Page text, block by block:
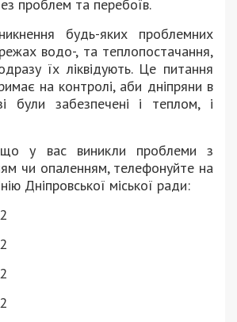
проблем та перебоїв.
будь-яких проблемних
водо-, та теплопостачання,
їх ліквідують. Це питання
на контролі, аби дніпряни в
були забезпечені і теплом, і
у вас виникли проблеми з
чи опаленням, телефонуйте на
Дніпровської міської ради: